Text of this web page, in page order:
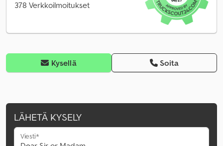
378 Verkkoilmoitukset
Kysellä Soita
LÄHETÄ KYSELY
Viesti*